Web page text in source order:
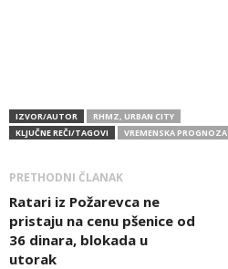
IZVOR/AUTOR
RHMZ, URBAN CITY
KLJUČNE REČI/TAGOVI
VREMENSKA PROGNOZA
PRETHODNI ČLANAK
Ratari iz Požarevca ne
pristaju na cenu pšenice od
36 dinara, blokada u
utorak